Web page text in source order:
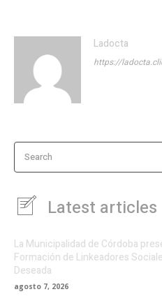
Ladocta
https://
Search
Latest articles
La Municipalidad de Córdoba
Formación de Linkeadores
Deseada
agosto 7, 2026